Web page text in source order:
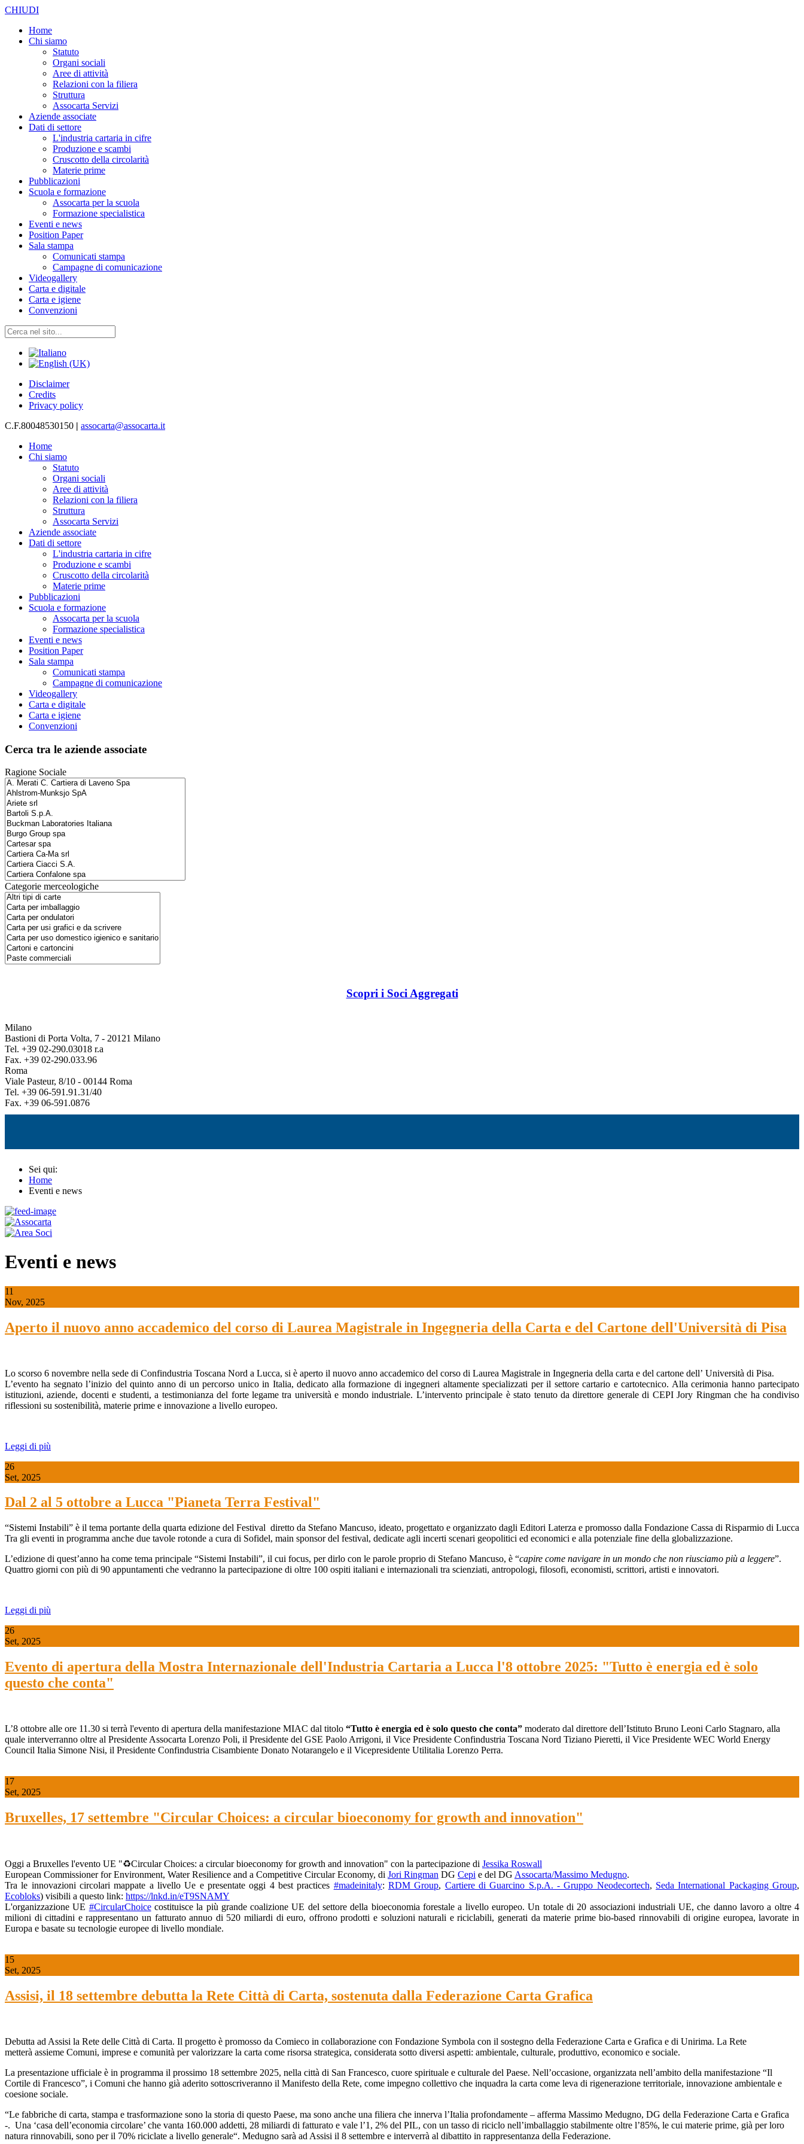
CHIUDI
Home
Chi siamo
Statuto
Organi sociali
Aree di attività
Relazioni con la filiera
Struttura
Assocarta Servizi
Aziende associate
Dati di settore
L'industria cartaria in cifre
Produzione e scambi
Cruscotto della circolarità
Materie prime
Pubblicazioni
Scuola e formazione
Assocarta per la scuola
Formazione specialistica
Eventi e news
Position Paper
Sala stampa
Comunicati stampa
Campagne di comunicazione
Videogallery
Carta e digitale
Carta e igiene
Convenzioni
Disclaimer
Credits
Privacy policy
C.F.80048530150 | assocarta@assocarta.it
Home
Chi siamo
Statuto
Organi sociali
Aree di attività
Relazioni con la filiera
Struttura
Assocarta Servizi
Aziende associate
Dati di settore
L'industria cartaria in cifre
Produzione e scambi
Cruscotto della circolarità
Materie prime
Pubblicazioni
Scuola e formazione
Assocarta per la scuola
Formazione specialistica
Eventi e news
Position Paper
Sala stampa
Comunicati stampa
Campagne di comunicazione
Videogallery
Carta e digitale
Carta e igiene
Convenzioni
Cerca tra le aziende associate
Ragione Sociale
Categorie merceologiche
Scopri i Soci Aggregati
Milano
Bastioni di Porta Volta, 7 - 20121 Milano
Tel. +39 02-290.03018 r.a
Fax. +39 02-290.033.96
Roma
Viale Pasteur, 8/10 - 00144 Roma
Tel. +39 06-591.91.31/40
Fax. +39 06-591.0876
Sei qui:
Home
Eventi e news
Eventi e news
11
Nov, 2025
Aperto il nuovo anno accademico del corso di Laurea Magistrale in Ingegneria della Carta e del Cartone dell'Università di Pisa
Lo scorso 6 novembre nella sede di Confindustria Toscana Nord a Lucca, si è aperto il nuovo anno accademico del corso di Laurea Magistrale in Ingegneria della carta e del cartone dell’ Università di Pisa.
L’evento ha segnato l’inizio del quinto anno di un percorso unico in Italia, dedicato alla formazione di ingegneri altamente specializzati per il settore cartario e cartotecnico. Alla cerimonia hanno partecipato
istituzioni, aziende, docenti e studenti, a testimonianza del forte legame tra università e mondo industriale. L’intervento principale è stato tenuto da direttore generale di CEPI Jory Ringman che ha condiviso
riflessioni su sostenibilità, materie prime e innovazione a livello europeo.
Leggi di più
26
Set, 2025
Dal 2 al 5 ottobre a Lucca "Pianeta Terra Festival"
“Sistemi Instabili” è il tema portante della quarta edizione del Festival diretto da Stefano Mancuso, ideato, progettato e organizzato dagli Editori Laterza e promosso dalla Fondazione Cassa di Risparmio di Lucca
Tra gli eventi in programma anche due tavole rotonde a cura di Sofidel, main sponsor del festival, dedicate agli incerti scenari geopolitici ed economici e alla potenziale fine della globalizzazione.
L’edizione di quest’anno ha come tema principale “Sistemi Instabili”, il cui focus, per dirlo con le parole proprio di Stefano Mancuso, è “capire come navigare in un mondo che non riusciamo più a leggere”.
Quattro giorni con più di 90 appuntamenti che vedranno la partecipazione di oltre 100 ospiti italiani e internazionali tra scienziati, antropologi, filosofi, economisti, scrittori, artisti e innovatori.
Leggi di più
26
Set, 2025
Evento di apertura della Mostra Internazionale dell'Industria Cartaria a Lucca l'8 ottobre 2025: "Tutto è energia ed è solo
questo che conta"
L’8 ottobre alle ore 11.30 si terrà l'evento di apertura della manifestazione MIAC dal titolo “Tutto è energia ed è solo questo che conta” moderato dal direttore dell’Istituto Bruno Leoni Carlo Stagnaro, alla
quale interverranno oltre al Presidente Assocarta Lorenzo Poli, il Presidente del GSE Paolo Arrigoni, il Vice Presidente Confindustria Toscana Nord Tiziano Pieretti, il Vice Presidente WEC World Energy
Council Italia Simone Nisi, il Presidente Confindustria Cisambiente Donato Notarangelo e il Vicepresidente Utilitalia Lorenzo Perra.
17
Set, 2025
Bruxelles, 17 settembre "Circular Choices: a circular bioeconomy for growth and innovation"
Oggi a Bruxelles l'evento UE "♻️Circular Choices: a circular bioeconomy for growth and innovation" con la partecipazione di Jessika Roswall
European Commissioner for Environment, Water Resilience and a Competitive Circular Economy, di Jori Ringman DG Cepi e del DG Assocarta/Massimo Medugno.
Tra le innovazioni circolari mappate a livello Ue e presentate oggi 4 best practices #madeinitaly:RDM Group, Cartiere di Guarcino S.p.A. - Gruppo Neodecortech, Seda International Packaging Group,
Ecobloks) visibili a questo link: https://lnkd.in/eT9SNAMY
L'organizzazione UE #CircularChoicecostituisce la più grande coalizione UE del settore della bioeconomia forestale a livello europeo. Un totale di 20 associazioni industriali UE, che danno lavoro a oltre 4
milioni di cittadini e rappresentano un fatturato annuo di 520 miliardi di euro, offrono prodotti e soluzioni naturali e riciclabili, generati da materie prime bio-based rinnovabili di origine europea, lavorate in
Europa e basate su tecnologie europee di livello mondiale.
15
Set, 2025
Assisi, il 18 settembre debutta la Rete Città di Carta, sostenuta dalla Federazione Carta Grafica
Debutta ad Assisi la Rete delle Città di Carta. Il progetto è promosso da Comieco in collaborazione con Fondazione Symbola con il sostegno della Federazione Carta e Grafica e di Unirima. La Rete
metterà assieme Comuni, imprese e comunità per valorizzare la carta come risorsa strategica, considerata sotto diversi aspetti: ambientale, culturale, produttivo, economico e sociale.
La presentazione ufficiale è in programma il prossimo 18 settembre 2025, nella città di San Francesco, cuore spirituale e culturale del Paese. Nell’occasione, organizzata nell’ambito della manifestazione “Il
Cortile di Francesco”, i Comuni che hanno già aderito sottoscriveranno il Manifesto della Rete, come impegno collettivo che inquadra la carta come leva di rigenerazione territoriale, innovazione ambientale e
coesione sociale.
“Le fabbriche di carta, stampa e trasformazione sono la storia di questo Paese, ma sono anche una filiera che innerva l’Italia profondamente – afferma Massimo Medugno, DG della Federazione Carta e Grafica
-. Una ‘casa dell’economia circolare’ che vanta 160.000 addetti, 28 miliardi di fatturato e vale l’1, 2% del PIL, con un tasso di riciclo nell’imballaggio stabilmente oltre l’85%, le cui materie prime, già per loro
natura rinnovabili, sono per il 70% riciclate a livello generale“. Medugno sarà ad Assisi il 8 settembre e interverrà al dibattito in rappresentanza della Federazione.